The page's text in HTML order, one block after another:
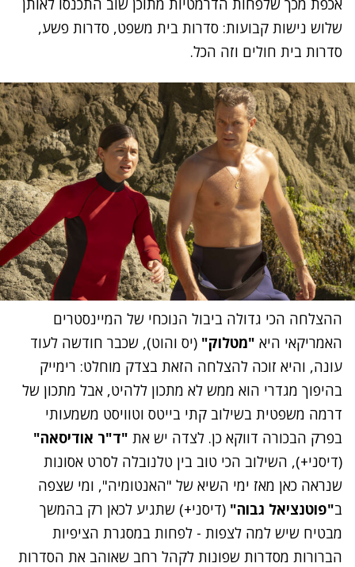
אכפת מכך שלפחות הדרמטיות מתוכן שוב התכנסו לאותן
שלוש נישות קבועות: סדרות בית משפט, סדרות פשע,
סדרות בית חולים וזה הכל.
ההצלחה הכי גדולה ביבול הנוכחי של המיינסטרים
האמריקאי היא "מטלוק" (יס והוט), שכבר חודשה לעוד
עונה, והיא זוכה להצלחה הזאת בצדק מוחלט: רימייק
בהיפוך מגדרי הוא ממש לא מתכון ללהיט, אבל מתכון של
דרמה משפטית בשילוב קתי בייטס וטוויסט משמעותי
בפרק הבכורה דווקא כן. לצדה יש את "ד"ר אודיסאה"
(דיסני+), השילוב הכי טוב בין טלנובלה לסרט אסונות
שנראה כאן מאז ימי השיא של "האנטומיה", ומי שצפה
ב"פוטנציאל גבוה" (דיסני+) שתגיע לכאן רק בהמשך
מבטיח שיש למה לצפות - לפחות במסגרת הציפיות
הברורות מסדרות שפונות לקהל רחב שאוהב את הסדרות